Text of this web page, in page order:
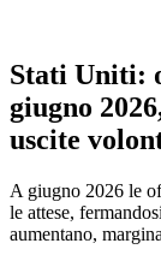
Stati Uniti:
giugno
uscite
A giugno 2026 le
le attese,
aumentano,